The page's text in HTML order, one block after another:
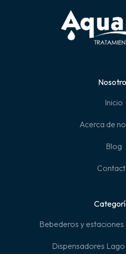
Inicio
Acerca de
Blog
Bebederos y
Dispensadores